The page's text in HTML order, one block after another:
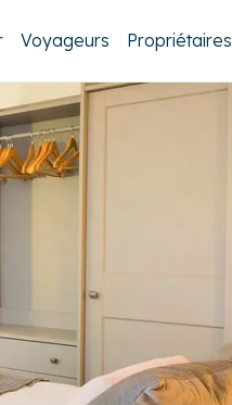
Voyageurs Propriétaires